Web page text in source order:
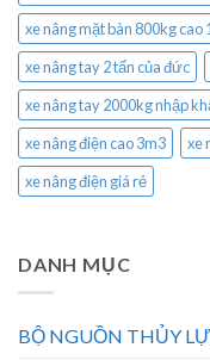
xe nâng mặt bàn 800kg cao
xe nâng tay 2 tấn của đức
xe nâng tay 2000kg nhập
xe nâng điện cao 3m3
xe
xe nâng điện giá rẻ
DANH MỤC
BỘ NGUỒN THỦY